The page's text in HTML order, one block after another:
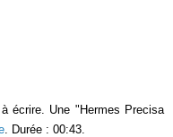
écrire. Une "Hermes Precisa
. Durée : 00:43.